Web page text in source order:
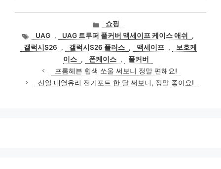
카
테
고
리
쇼핑
태
그
UAG , UAG 트루퍼 풀커버 맥세이프 케이스 애쉬
,
갤럭시S26
, 갤럭시S26 플러스 , 맥세이프 ,
보호케
이스 , 폰케이스 ,
풀커버
프롬헤븐 힙색 쏘울 써보니 정말 편해요!
신일 내열유리 전기포트 한 달 써보니, 정말 좋아요!